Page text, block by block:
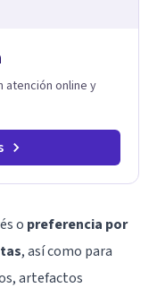
atención online y
o preferencia por
, así como para
artefactos